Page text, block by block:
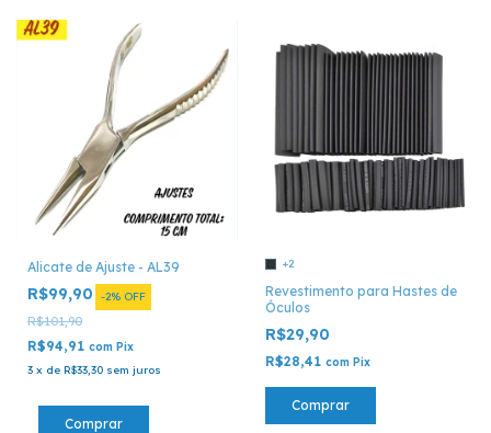
Alicate de Ajuste - AL39
R$99,90 -2% OFF
R$101,90
R$94,91 com Pix
3 x de R$33,30 sem juros
+2
Revestimento para Hastes de
Óculos
R$29,90
R$28,41 com Pix
Comprar